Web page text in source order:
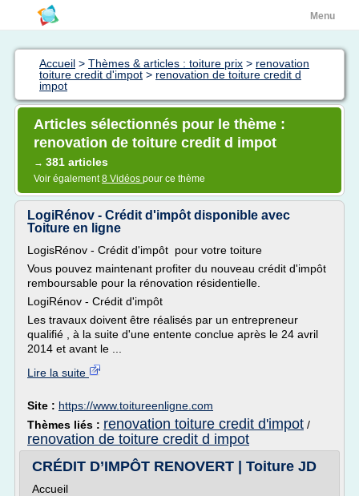
Menu
Accueil > Thèmes & articles : toiture prix > renovation
toiture credit d'impot > renovation de toiture credit d
impot
Articles sélectionnés pour le thème :
renovation de toiture credit d impot
→ 381 articles
Voir également8 Vidéos pour ce thème
LogiRénov - Crédit d'impôt disponible avec
Toiture en ligne
LogisRénov - Crédit d'impôt pour votre toiture
Vous pouvez maintenant profiter du nouveau crédit d'impôt
remboursable pour la rénovation résidentielle.
LogiRénov - Crédit d'impôt
Les travaux doivent être réalisés par un entrepreneur
qualifié , à la suite d'une entente conclue après le 24 avril
2014 et avant le ...
Lire la suite
Site : https://www.toitureenligne.com
Thèmes liés : renovation toiture credit d'impot /
renovation de toiture credit d impot
CRÉDIT D’IMPÔT RENOVERT | Toiture JD
Accueil